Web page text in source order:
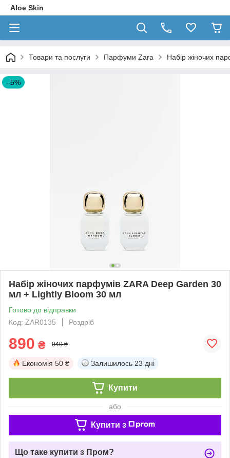
Aloe Skin
Товари та послуги Парфуми Zara Набір жіночих
–5%
Набір жіночих парфумів ZARA Deep Garden 30
мл + Lightly Bloom 30 мл
Готово до відправки
Код: ZAR0135
Роздріб
890 ₴ 940 ₴
Економія 50 ₴ Залишилось 23 дні
Купити
або
Купити з
Що таке купити з Пром?